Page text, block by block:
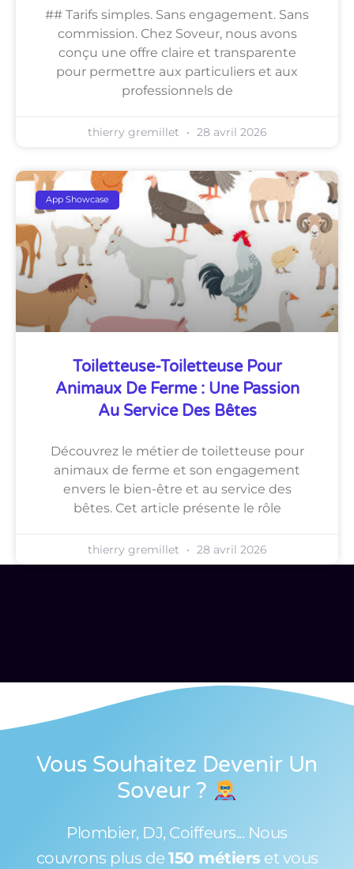
## Tarifs simples. Sans engagement. Sans
commission. Chez Soveur, nous avons
conçu une offre claire et transparente
pour permettre aux particuliers et aux
professionnels de
thierry gremillet 28 avril 2026
App Showcase
Toiletteuse-Toiletteuse Pour
Animaux De Ferme : Une Passion
Au Service Des Bêtes
Découvrez le métier de toiletteuse pour
animaux de ferme et son engagement
envers le bien-être et au service des
bêtes. Cet article présente le rôle
thierry gremillet 28 avril 2026
Vous Souhaitez Devenir Un
Soveur ?
Plombier, DJ, Coiffeurs... Nous
couvrons plus de 150 métiers et vous